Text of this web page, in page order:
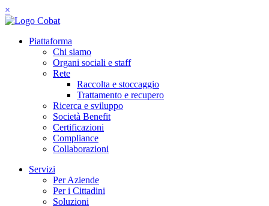
×
Piattaforma
Chi siamo
Organi sociali e staff
Rete
Raccolta e stoccaggio
Trattamento e recupero
Ricerca e sviluppo
Società Benefit
Certificazioni
Compliance
Collaborazioni
Servizi
Per Aziende
Per i Cittadini
Soluzioni